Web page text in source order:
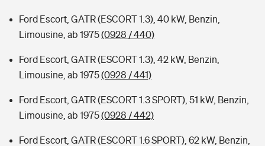
Ford Escort, GATR (ESCORT 1.3), 40 kW, Benzin,
Limousine, ab 1975(0928 / 440)
Ford Escort, GATR (ESCORT 1.3), 42 kW, Benzin,
Limousine, ab 1975(0928 / 441)
Ford Escort, GATR (ESCORT 1.3 SPORT), 51 kW, Benzin,
Limousine, ab 1975(0928 / 442)
Ford Escort, GATR (ESCORT 1.6 SPORT), 62 kW, Benzin,